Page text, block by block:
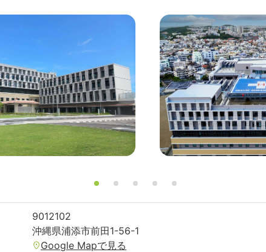
9012102
沖縄県浦添市前田1-56-1
Google Mapで見る